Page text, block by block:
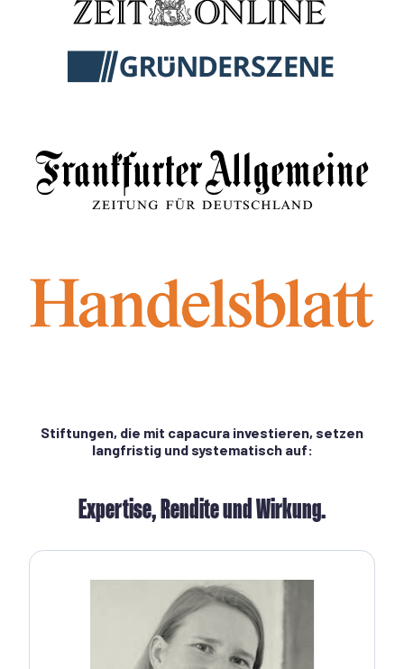
Stiftungen, die mit capacura investieren, setzen
langfristig und systematisch auf:
Expertise, Rendite und Wirkung.